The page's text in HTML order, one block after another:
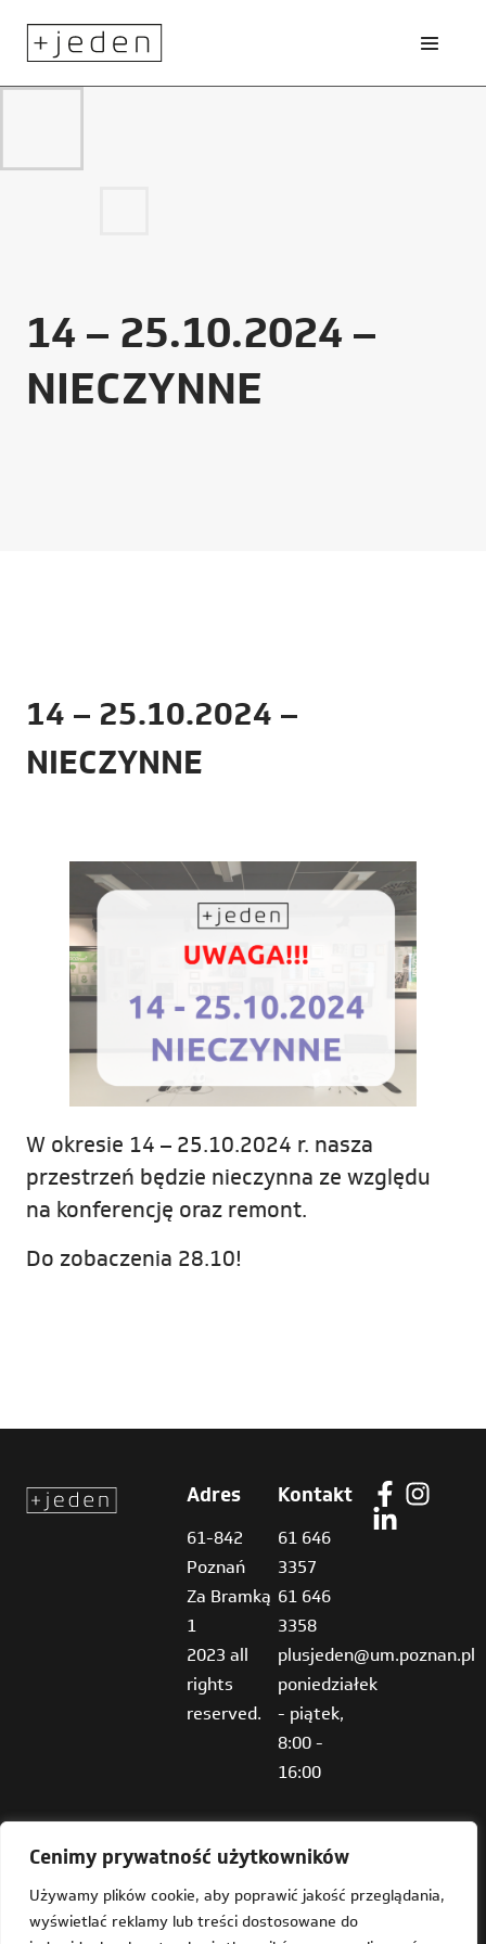
Cenimy prywatność użytkowników
Używamy plików cookie, aby poprawić jakość przeglądania,
wyświetlać reklamy lub treści dostosowane do
14 – 25.10.2024 –
NIECZYNNE
14 – 25.10.2024 –
NIECZYNNE
W okresie 14 – 25.10.2024 r. nasza
przestrzeń będzie nieczynna ze względu
na konferencję oraz remont.
Do zobaczenia 28.10!
Adres
61-842
Poznań
Za Bramką
1
2023 all
rights
reserved.
Kontakt
61 646
3357
61 646
3358
plusjeden@um.poznan.pl
poniedziałek
- piątek,
8:00 -
16:00